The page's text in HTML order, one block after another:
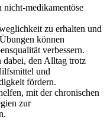
nicht-medikamentöse
zu erhalten und
können
verbessern.
dabei, den Alltag trotz
und
fördern.
mit der chronischen
zur